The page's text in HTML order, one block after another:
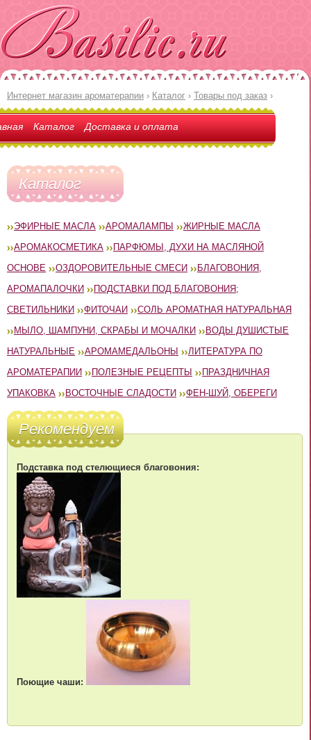
Интернет магазин ароматерапии › Каталог › Товары под заказ ›
Каталог Доставка и оплата
Каталог
ЭФИРНЫЕ МАСЛА АРОМАЛАМПЫ
ЖИРНЫЕ МАСЛА
АРОМАКОСМЕТИКА
ПАРФЮМЫ, ДУХИ НА МАСЛЯНОЙ
ОСНОВЕ
ОЗДОРОВИТЕЛЬНЫЕ СМЕСИ
БЛАГОВОНИЯ,
АРОМАПАЛОЧКИ
ПОДСТАВКИ ПОД БЛАГОВОНИЯ;
СВЕТИЛЬНИКИ
ФИТОЧАИ
СОЛЬ АРОМАТНАЯ НАТУРАЛЬНАЯ
МЫЛО, ШАМПУНИ, СКРАБЫ И МОЧАЛКИ
ВОДЫ ДУШИСТЫЕ
НАТУРАЛЬНЫЕ
АРОМАМЕДАЛЬОНЫ
ЛИТЕРАТУРА ПО
АРОМАТЕРАПИИ
ПОЛЕЗНЫЕ РЕЦЕПТЫ
ПРАЗДНИЧНАЯ
УПАКОВКА
ВОСТОЧНЫЕ СЛАДОСТИ ФЕН-ШУЙ, ОБЕРЕГИ
Рекомендуем
Подставка под стелющиеся благовония:
Поющие чаши: